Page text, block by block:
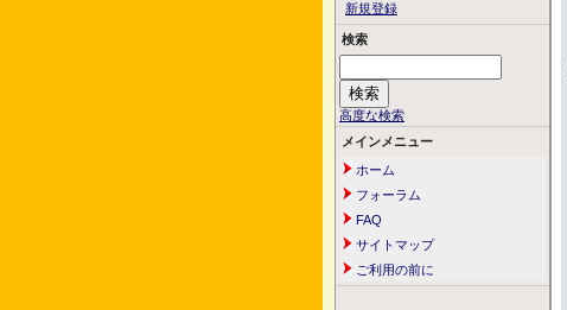
新規登録
検索
高度な検索
メインメニュー
ホーム
フォーラム
FAQ
サイトマップ
ご利用の前に